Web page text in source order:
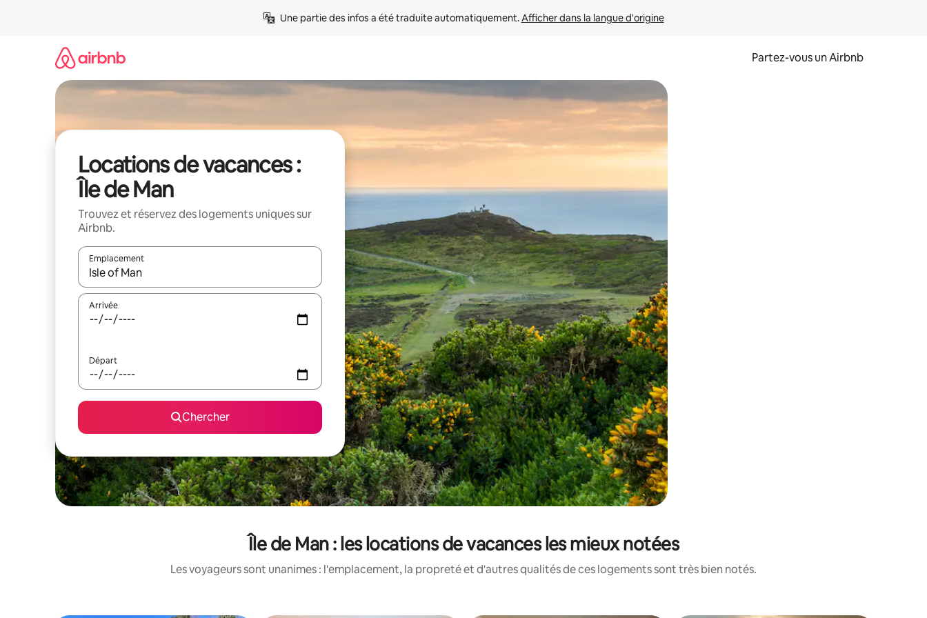
Une partie des infos a été traduite automatiquement. Afficher dans la langue d'origine
Partez-vous un Airbnb
Locations de vacances :
Île de Man
Trouvez et réservez des logements uniques sur
Airbnb.
Emplacement
Quand les résultats sont affichés, parcourez-les en utilisant les flèches vers le haut et vers le bas, ou en appuyant dessus et en les faisant glisser.
Arrivée
Départ
Chercher
Île de Man : les locations de vacances les mieux notées
Les voyageurs sont unanimes : l'emplacement, la propreté et d'autres qualités de ces logements sont très bien notés.